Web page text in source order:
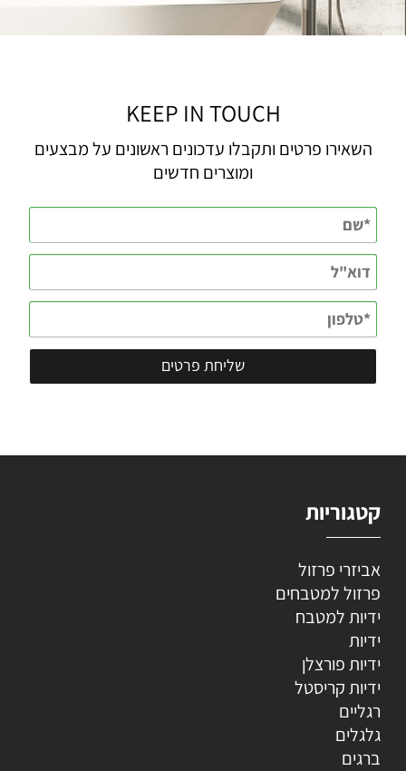
KEEP IN TOUCH
השאירו פרטים ותקבלו עדכונים ראשונים על מבצעים
ומוצרים חדשים
קטגוריות
אביזרי פרזול
פרזול למטבחים
ידיות למטבח
ידיות
ידיות פורצלן
ידיות קריסטל
רגליים
גלגלים
ברגים